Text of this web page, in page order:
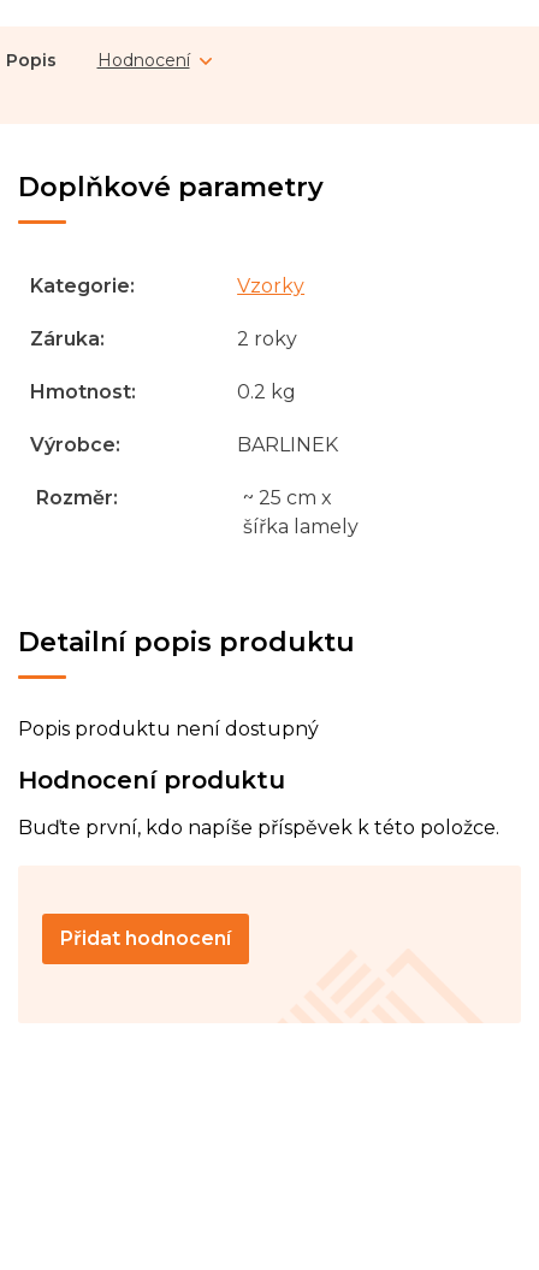
Popis Hodnocení
Detailní popis produktu
Popis produktu není dostupný
Doplňkové parametry
Kategorie: Vzorky
Záruka: 2 roky
Hmotnost: 0.2 kg
Výrobce: BARLINEK
Rozměr:
~ 25 cm x
šířka lamely
Hodnocení produktu
Buďte první, kdo napíše příspěvek k této položce.
Přidat hodnocení